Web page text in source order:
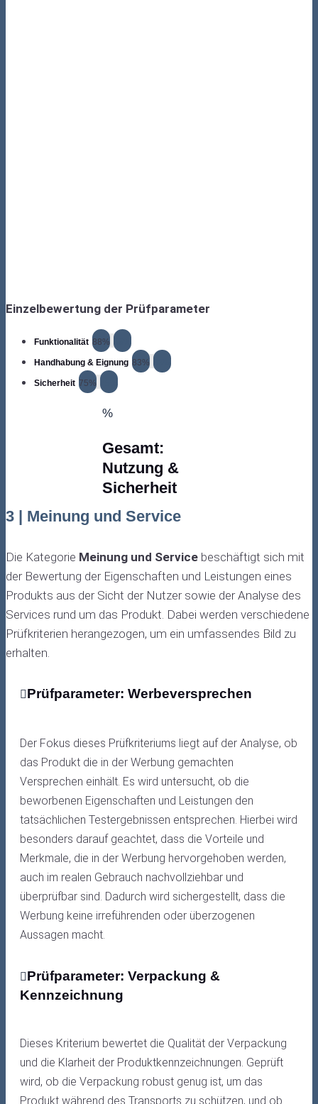
Einzelbewertung der Prüfparameter
Funktionalität 88%
Handhabung & Eignung 83%
Sicherheit 75%
%
Gesamt:
Nutzung &
Sicherheit
3 | Meinung und Service
Die Kategorie Meinung und Service beschäftigt sich mit
der Bewertung der Eigenschaften und Leistungen eines
Produkts aus der Sicht der Nutzer sowie der Analyse des
Services rund um das Produkt. Dabei werden verschiedene
Prüfkriterien herangezogen, um ein umfassendes Bild zu
erhalten.
Prüfparameter: Werbeversprechen
Der Fokus dieses Prüfkriteriums liegt auf der Analyse, ob
das Produkt die in der Werbung gemachten
Versprechen einhält. Es wird untersucht, ob die
beworbenen Eigenschaften und Leistungen den
tatsächlichen Testergebnissen entsprechen. Hierbei wird
besonders darauf geachtet, dass die Vorteile und
Merkmale, die in der Werbung hervorgehoben werden,
auch im realen Gebrauch nachvollziehbar und
überprüfbar sind. Dadurch wird sichergestellt, dass die
Werbung keine irreführenden oder überzogenen
Aussagen macht.
Prüfparameter: Verpackung &
Kennzeichnung
Dieses Kriterium bewertet die Qualität der Verpackung
und die Klarheit der Produktkennzeichnungen. Geprüft
wird, ob die Verpackung robust genug ist, um das
Produkt während des Transports zu schützen, und ob